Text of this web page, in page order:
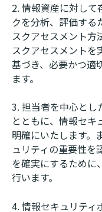
情報資産に対して
クを分析、評価する
スクアセスメント方
スクアセスメントを
基づき、必要かつ適
ます。
担当者を中心とし
とともに、情報セキ
明確にいたします。
ュリティの重要性を
を確実にするために
行います。
情報セキュリティ